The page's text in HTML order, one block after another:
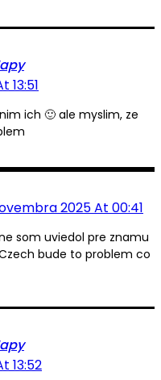
13:51
ich 🙂 ale myslim, ze
2025 At 00:41
som uviedol pre znamu
bude to problem co
13:52